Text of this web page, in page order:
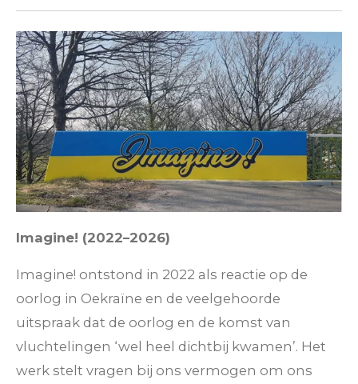
Imagine! (2022–2026)
Imagine! ontstond in 2022 als reactie op de
oorlog in Oekraïne en de veelgehoorde
uitspraak dat de oorlog en de komst van
vluchtelingen ‘wel heel dichtbij kwamen’. Het
werk stelt vragen bij ons vermogen om ons